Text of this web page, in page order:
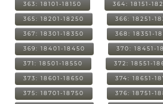
363: 18101-18150 364: 18151-
365: 18201-18250 366: 18251-
367: 18301-18350 368: 18351-
369: 18401-18450 370: 18451-
371: 18501-18550 372: 18551-
373: 18601-18650 374: 18651-
375: 18701-18750 376: 18751-